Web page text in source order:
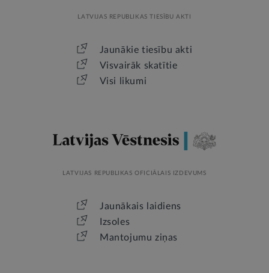
LATVIJAS REPUBLIKAS TIESĪBU AKTI
Jaunākie tiesību akti
Visvairāk skatītie
Visi likumi
LATVIJAS REPUBLIKAS OFICIĀLAIS IZDEVUMS
Jaunākais laidiens
Izsoles
Mantojumu ziņas